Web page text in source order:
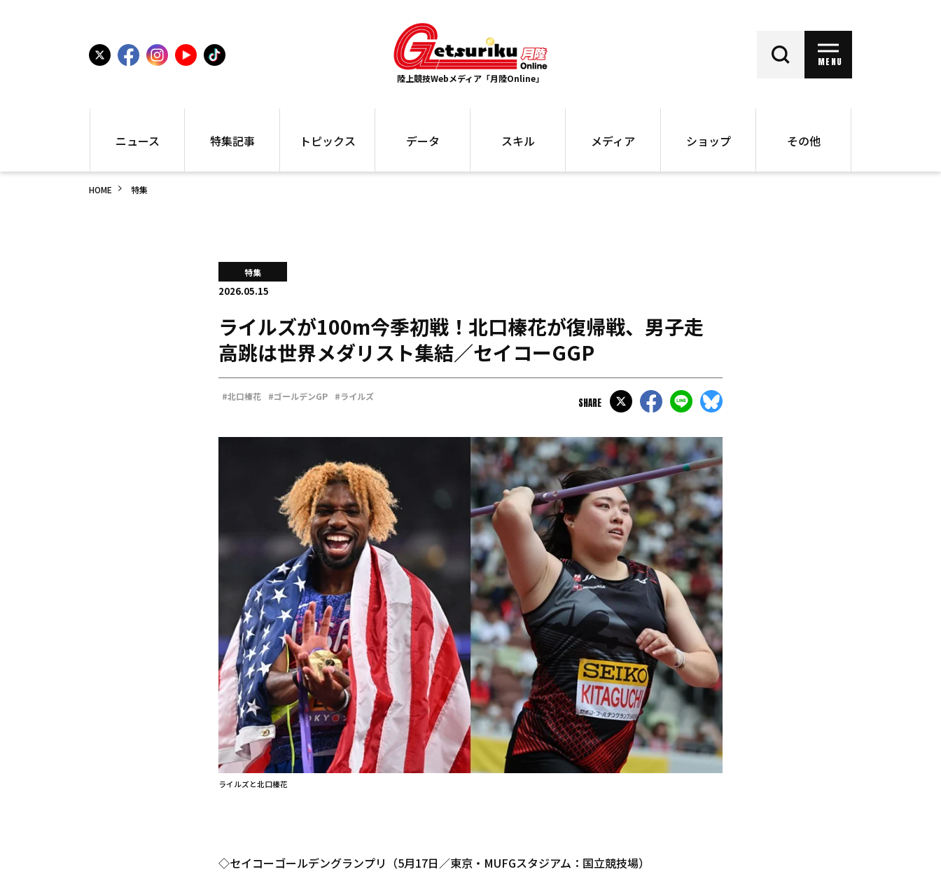
陸上競技Webメディア「月陸Online」
MENU
ニュース
国内
特集記事
アラカルト
トピックス
アイテム
データ
日本学連加盟大学
スキル メディア ショップ その他
HOME 特集
特集
2026.05.15
ライルズが100m今季初戦！北口榛花が復帰戦、男子走
高跳は世界メダリスト集結／セイコーGGP
#北口榛花 #ゴールデンGP #ライルズ SHARE
ライルズと北口榛花
◇セイコーゴールデングランプリ（5月17日／東京・MUFGスタジアム：国立競技場）